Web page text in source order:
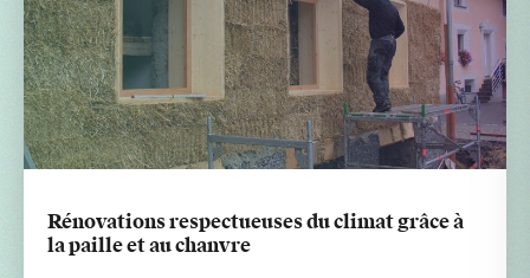
Rénovations respectueuses du climat grâce à
la paille et au chanvre